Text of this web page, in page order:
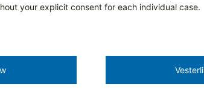
your explicit consent for each individual case.